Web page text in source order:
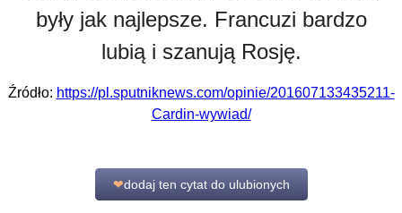
były jak najlepsze. Francuzi bardzo
lubią i szanują Rosję.
Źródło: https://pl.sputniknews.com/opinie/201607133435211-
Cardin-wywiad/
❤dodaj ten cytat do ulubionych